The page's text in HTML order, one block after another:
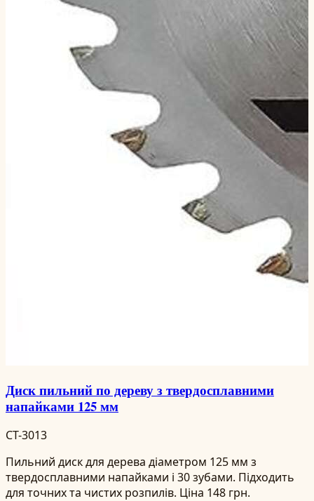
Диск пильний по дереву з твердосплавними
напайками 125 мм
CT-3013
Пильний диск для дерева діаметром 125 мм з
твердосплавними напайками і 30 зубами. Підходить
для точних та чистих розпилів. Ціна 148 грн.